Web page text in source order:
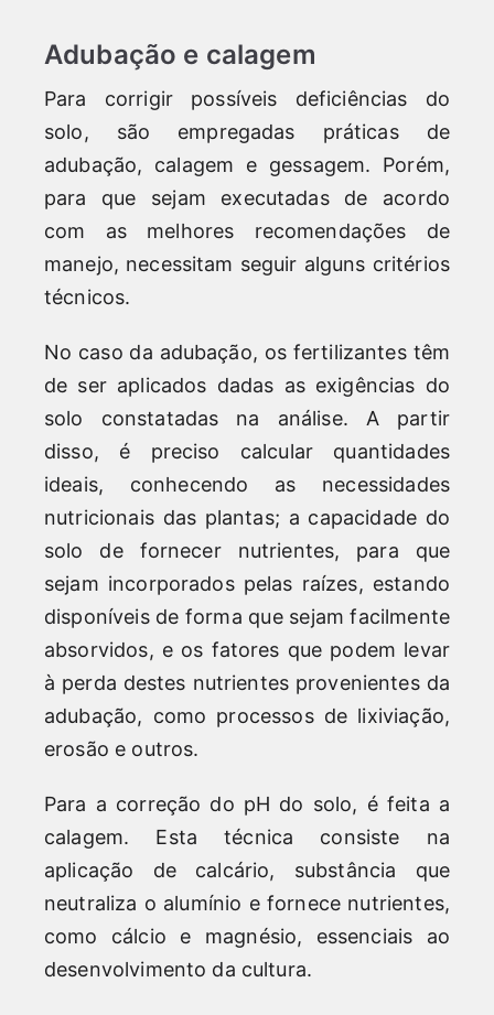
Adubação e calagem
Para corrigir possíveis deficiências do
solo, são empregadas práticas de
adubação, calagem e gessagem. Porém,
para que sejam executadas de acordo
com as melhores recomendações de
manejo, necessitam seguir alguns critérios
técnicos.
No caso da adubação, os fertilizantes têm
de ser aplicados dadas as exigências do
solo constatadas na análise. A partir
disso, é preciso calcular quantidades
ideais, conhecendo as necessidades
nutricionais das plantas; a capacidade do
solo de fornecer nutrientes, para que
sejam incorporados pelas raízes, estando
disponíveis de forma que sejam facilmente
absorvidos, e os fatores que podem levar
à perda destes nutrientes provenientes da
adubação, como processos de lixiviação,
erosão e outros.
Para a correção do pH do solo, é feita a
calagem. Esta técnica consiste na
aplicação de calcário, substância que
neutraliza o alumínio e fornece nutrientes,
como cálcio e magnésio, essenciais ao
desenvolvimento da cultura.